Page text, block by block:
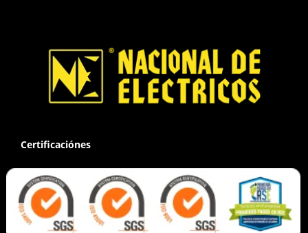
Certificaciónes